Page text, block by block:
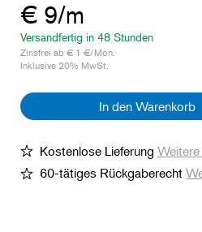
€ 9/m
Versandfertig in 48 Stunden
Zinsfrei ab € 1 €/Mon.
Inklusive 20% MwSt.
In den Warenkorb
Kostenlose Lieferung
60-tätiges Rückgaberecht